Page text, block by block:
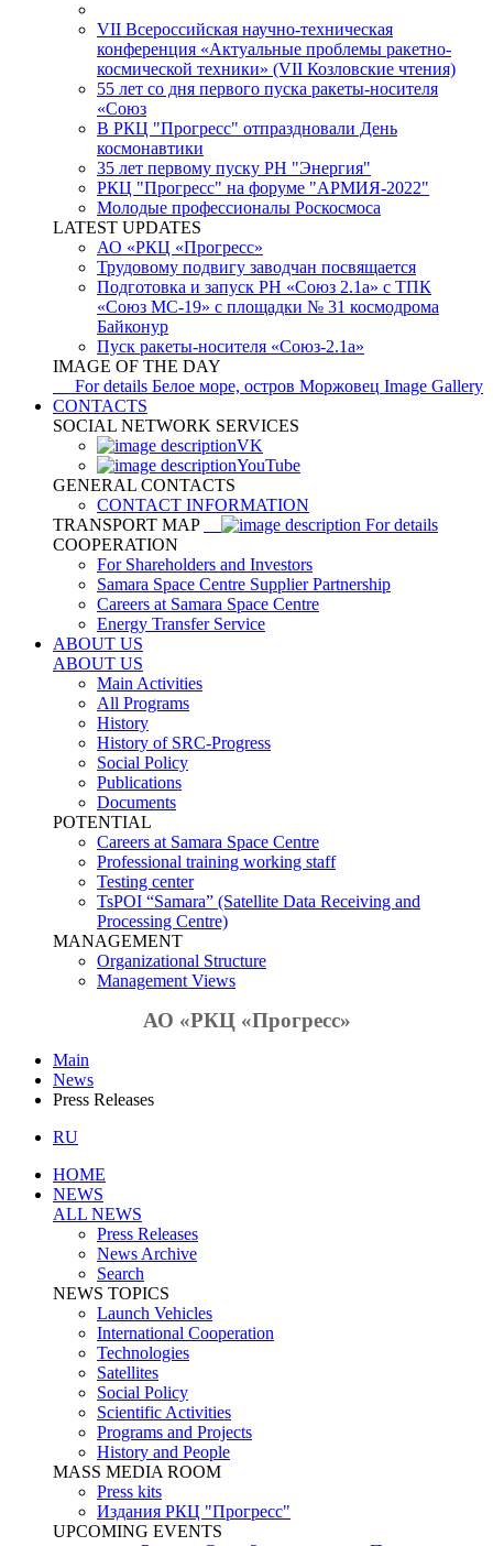
VII Всероссийская научно-техническая
конференция «Актуальные проблемы ракетно-
космической техники» (VII Козловские чтения)
55 лет со дня первого пуска ракеты-носителя
«Союз
В РКЦ "Прогресс" отпраздновали День
космонавтики
35 лет первому пуску РН "Энергия"
РКЦ "Прогресс" на форуме "АРМИЯ-2022"
Молодые профессионалы Роскосмоса
LATEST UPDATES
АО «РКЦ «Прогресс»
Трудовому подвигу заводчан посвящается
Подготовка и запуск РН «Союз 2.1а» с ТПК
«Союз МС-19» с площадки № 31 космодрома
Байконур
Пуск ракеты-носителя «Союз-2.1а»
IMAGE OF THE DAY
For details Белое море, остров Моржовец Image Gallery
CONTACTS
SOCIAL NETWORK SERVICES
VK
YouTube
GENERAL CONTACTS
CONTACT INFORMATION
TRANSPORT MAP
For details
COOPERATION
For Shareholders and Investors
Samara Space Centre Supplier Partnership
Careers at Samara Space Centre
Energy Transfer Service
ABOUT US
ABOUT US
Main Activities
All Programs
History
History of SRC-Progress
Social Policy
Publications
Documents
POTENTIAL
Careers at Samara Space Centre
Professional training working staff
Testing center
TsPOI “Samara” (Satellite Data Receiving and
Processing Centre)
MANAGEMENT
Organizational Structure
Management Views
АО «РКЦ «Прогресс»
Main
News
Press Releases
RU
HOME
NEWS
ALL NEWS
Press Releases
News Archive
Search
NEWS TOPICS
Launch Vehicles
International Cooperation
Technologies
Satellites
Social Policy
Scientific Activities
Programs and Projects
History and People
MASS MEDIA ROOM
Press kits
Издания РКЦ "Прогресс"
UPCOMING EVENTS